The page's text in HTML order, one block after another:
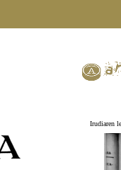
Irudiaren